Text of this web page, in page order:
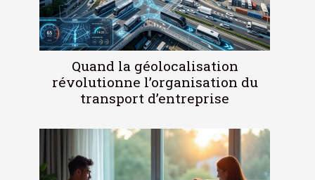
Quand la géolocalisation
révolutionne l’organisation du
transport d’entreprise